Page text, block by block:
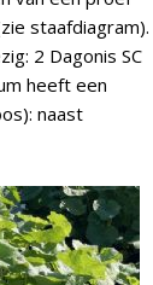
staafdiagram).
2 Dagonis SC
heeft een
naast